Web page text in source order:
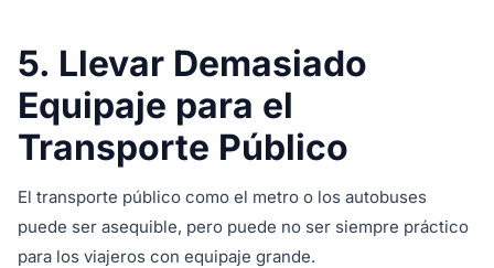
5. Llevar Demasiado
Equipaje para el
Transporte Público
El transporte público como el metro o los autobuses
puede ser asequible, pero puede no ser siempre práctico
para los viajeros con equipaje grande.